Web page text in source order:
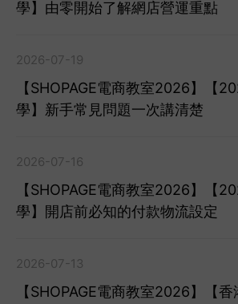
學】由零開始了解網店營運重點
2026-07-19
【SHOPAGE電商教室2026】【
學】新手常見問題一次講清楚
2026-07-16
【SHOPAGE電商教室2026】【
學】開店前必知的付款物流設定
2026-07-13
【SHOPAGE電商教室2026】【